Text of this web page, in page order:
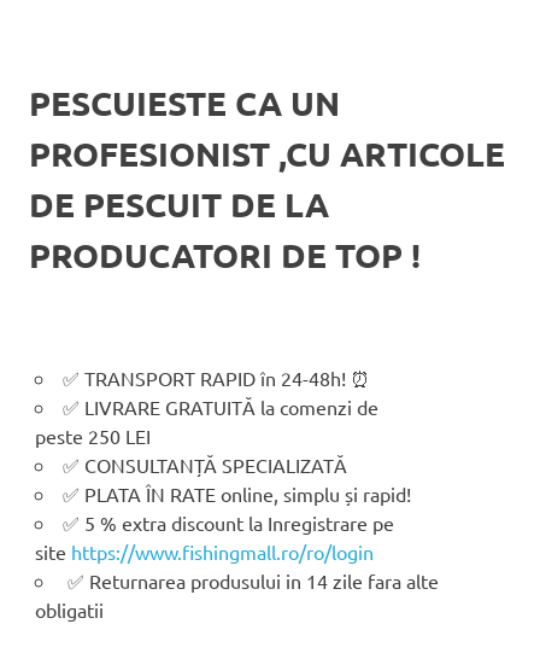
PESCUIESTE CA UN
PROFESIONIST ,CU ARTICOLE
DE PESCUIT DE LA
PRODUCATORI DE TOP !
✅ TRANSPORT RAPID în 24-48h! ⏰
✅ LIVRARE GRATUITĂ la comenzi de
peste 250 LEI
✅ CONSULTANȚĂ SPECIALIZATĂ
✅ PLATA ÎN RATE online, simplu și rapid!
✅ 5 % extra discount la Inregistrare pe
site https://www.fishingmall.ro/ro/login
✅ Returnarea produsului in 14 zile fara alte
obligatii